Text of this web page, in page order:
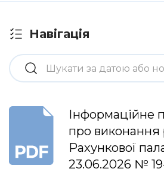
Навігація
Інформаційне
про
Рахункової
23.06.2026 №